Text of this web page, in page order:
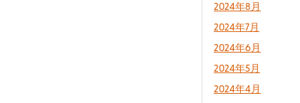
2024年8月
2024年7月
2024年6月
2024年5月
2024年4月